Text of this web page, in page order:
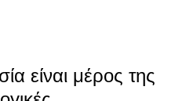
είναι μέρος της